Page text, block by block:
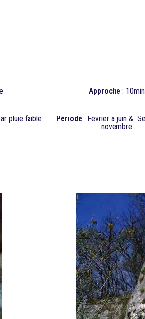
Approche : 10min
pluie faible Période : Février à juin &
novembre